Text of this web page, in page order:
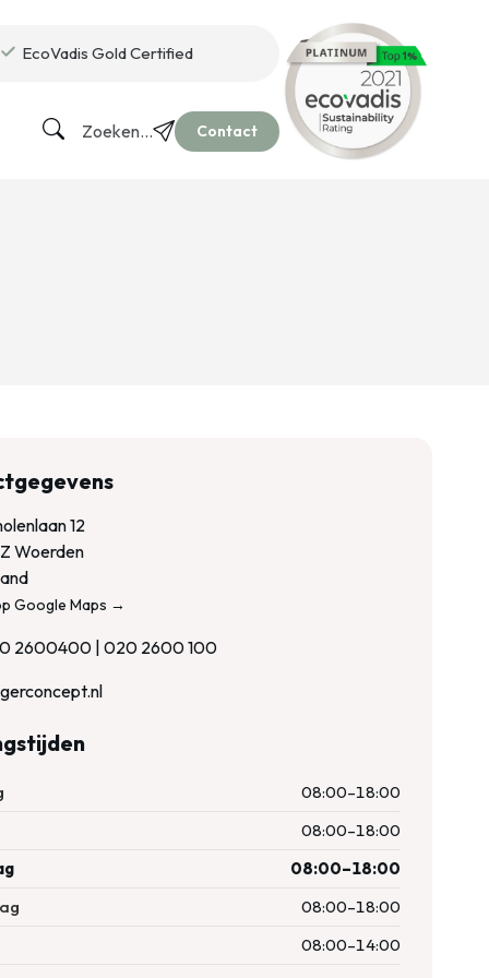
EcoVadis Gold Certified
Zoeken... Contact
12
Woerden
Google Maps →
2600400 | 020 2600 100
08:00–18:00
08:00–18:00
08:00–18:00
08:00–18:00
08:00–14:00